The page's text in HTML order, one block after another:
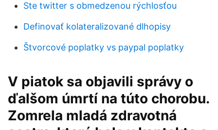
Ste twitter s obmedzenou rýchlosťou
Definovať kolateralizované dlhopisy
Štvorcové poplatky vs paypal poplatky
V piatok sa objavili správy o
ďalšom úmrtí na túto chorobu.
Zomrela mladá zdravotná